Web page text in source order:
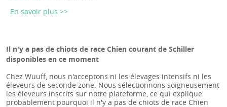
En savoir plus >>
Il n'y a pas de chiots de race Chien courant de Schiller
disponibles en ce moment
Chez Wuuff, nous n'acceptons ni les élevages intensifs ni les
éleveurs de seconde zone. Nous sélectionnons soigneusement
les éleveurs inscrits sur notre plateforme, ce qui explique
probablement pourquoi il n'y a pas de chiots de race Chien